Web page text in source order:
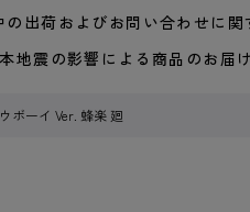
出荷およびお問い合わせに関
震の影響による商品のお届
ボーイ Ver. 蜂楽 廻